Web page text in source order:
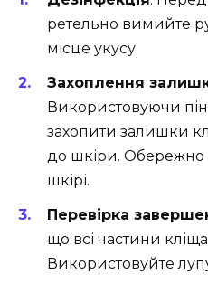
ретельно вимийте
місце укусу.
Захоплення
Використовуючи
захопити залишки
до шкіри. Обережно
шкірі.
Перевірка
що всі частини
Використовуйте